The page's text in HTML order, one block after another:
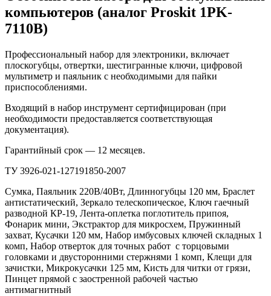
компьютеров (аналог Proskit 1PK-
7110B)
Профессиональный набор для электроники, включает
плоскогубцы, отвертки, шестигранные ключи, цифровой
мультиметр и паяльник с необходимыми для пайки
приспособлениями.
Входящий в набор инструмент сертифицирован (при
необходимости предоставляется соответствующая
документация).
Гарантийный срок — 12 месяцев.
ТУ 3926-021-127191850-2007
Сумка, Паяльник 220В/40Вт, Длинногубцы 120 мм, Браслет
антистатический, Зеркало телескопическое, Ключ гаечный
разводной КР-19, Лента-оплетка поглотитель припоя,
Фонарик мини, Экстрактор для микросхем, Пружинный
захват, Кусачки 120 мм, Набор имбусовых ключей складных 1
комп, Набор отверток для точных работ с торцовыми
головками и двусторонними стержнями 1 комп, Клещи для
зачистки, Микрокусачки 125 мм, Кисть для читки от грязи,
Пинцет прямой с заостренной рабочей частью
антимагнитный